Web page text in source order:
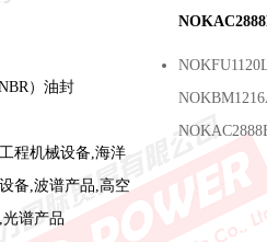
）油封
程机械设备,海洋
备,波谱产品,高空
谱产品